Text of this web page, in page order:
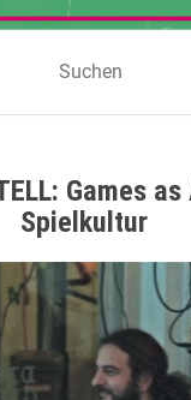
Games
Spielkultur